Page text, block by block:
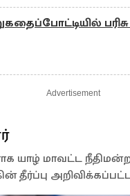
Advertisement
யாழ் மாவட்ட
தீர்ப்பு